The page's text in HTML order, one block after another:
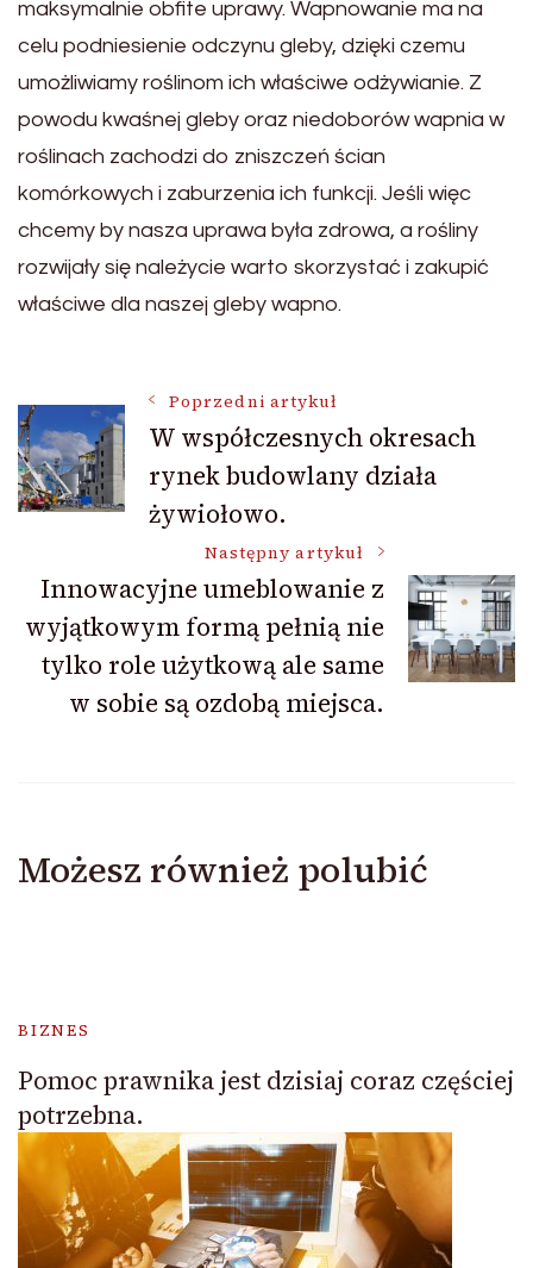
maksymalnie obfite uprawy. Wapnowanie ma na
celu podniesienie odczynu gleby, dzięki czemu
umożliwiamy roślinom ich właściwe odżywianie. Z
powodu kwaśnej gleby oraz niedoborów wapnia w
roślinach zachodzi do zniszczeń ścian
komórkowych i zaburzenia ich funkcji. Jeśli więc
chcemy by nasza uprawa była zdrowa, a rośliny
rozwijały się należycie warto skorzystać i zakupić
właściwe dla naszej gleby wapno.
Nawigacja
wpisu
Poprzedni artykuł
W współczesnych okresach
rynek budowlany działa
żywiołowo.
Następny artykuł
Innowacyjne umeblowanie z
wyjątkowym formą pełnią nie
tylko role użytkową ale same
w sobie są ozdobą miejsca.
Możesz również polubić
BIZNES
Pomoc prawnika jest dzisiaj coraz częściej
potrzebna.